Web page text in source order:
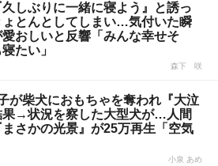
しぶりに一緒に寝よう』と誘っ
とんとしてしまい…気付いた瞬
愛おしいと反響「みんな幸せそ
たい」
森下 咲
が柴犬におもちゃを奪われ『大泣
果→状況を察した大型犬が…人間
さかの光景』が25万再生「空気
小泉 あめ